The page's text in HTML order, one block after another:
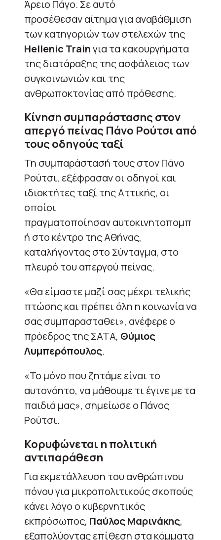
Άρειο Πάγο. Σε αυτό
προσέθεσαν αίτημα για αναβάθμιση
των κατηγοριών των στελεχών της
Hellenic Trainγια τα κακουργήματα
της διατάραξης της ασφάλειας των
συγκοινωνιών και της
ανθρωποκτονίας από πρόθεσης.
Κίνηση συμπαράστασης στον
απεργό πείνας Πάνο Ρούτσι από
τους οδηγούς ταξί
Τη συμπαράστασή τους στον Πάνο
Ρούτσι, εξέφρασαν οι οδηγοί και
ιδιοκτήτες ταξί της Αττικής, οι
οποίοι
πραγματοποίησαν αυτοκινητοπομπ
ή στο κέντρο της Αθήνας,
καταλήγοντας στο Σύνταγμα, στο
πλευρό του απεργού πείνας.
«Θα είμαστε μαζί σας μέχρι τελικής
πτώσης και πρέπει όλη η κοινωνία να
σας συμπαρασταθει», ανέφερε ο
πρόεδρος της ΣΑΤΑ, Θύμιος
Λυμπερόπουλος.
«Το μόνο που ζητάμε είναι το
αυτονόητο, να μάθουμε τι έγινε με τα
παιδιά μας», σημείωσε ο Πάνος
Ρούτσι.
Κορυφώνεται η πολιτική
αντιπαράθεση
Για εκμετάλλευση του ανθρώπινου
πόνου για μικροπολιτικούς σκοπούς
κάνει λόγο ο κυβερνητικός
εκπρόσωπος, Παύλος Μαρινάκης,
εξαπολύοντας επίθεση στα κόμματα